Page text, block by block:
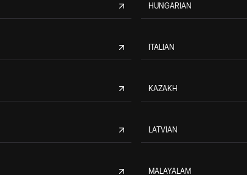
HUNGARIAN
ITALIAN
KAZAKH
LATVIAN
MALAYALAM